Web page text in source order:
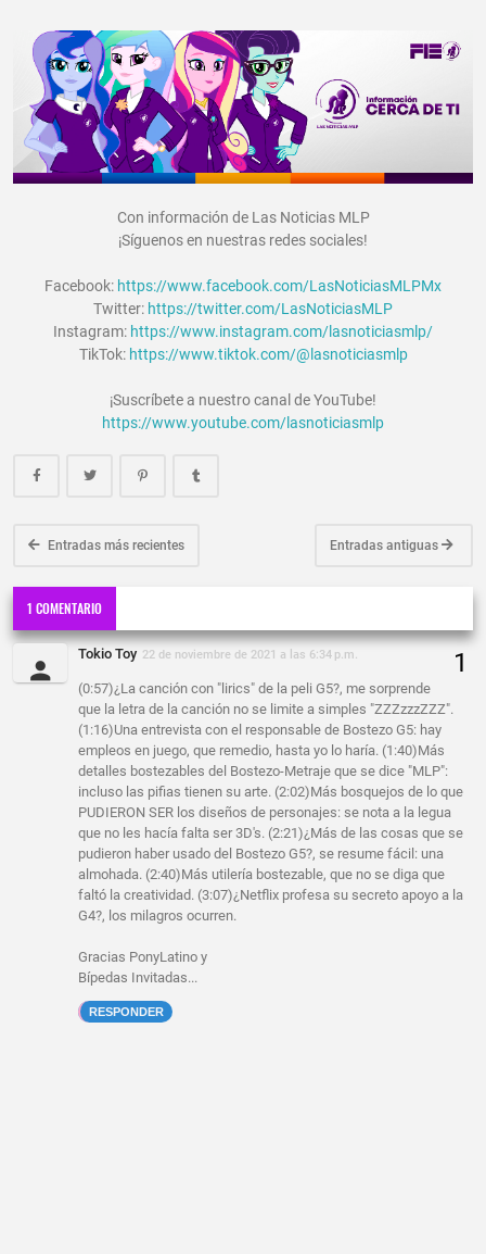
Con información de Las Noticias MLP
¡Síguenos en nuestras redes sociales!
Facebook: https://www.facebook.com/LasNoticiasMLPMx
Twitter: https://twitter.com/LasNoticiasMLP
Instagram: https://www.instagram.com/lasnoticiasmlp/
TikTok: https://www.tiktok.com/@lasnoticiasmlp
¡Suscríbete a nuestro canal de YouTube!
https://www.youtube.com/lasnoticiasmlp
Entradas más recientes Entradas antiguas
1 COMENTARIO
Tokio Toy 22 de noviembre de 2021 a las 6:34 p.m.
(0:57)¿La canción con "lirics" de la peli G5?, me sorprende
que la letra de la canción no se limite a simples "ZZZzzzZZZ".
(1:16)Una entrevista con el responsable de Bostezo G5: hay
empleos en juego, que remedio, hasta yo lo haría. (1:40)Más
detalles bostezables del Bostezo-Metraje que se dice "MLP":
incluso las pifias tienen su arte. (2:02)Más bosquejos de lo que
PUDIERON SER los diseños de personajes: se nota a la legua
que no les hacía falta ser 3D's. (2:21)¿Más de las cosas que se
pudieron haber usado del Bostezo G5?, se resume fácil: una
almohada. (2:40)Más utilería bostezable, que no se diga que
faltó la creatividad. (3:07)¿Netflix profesa su secreto apoyo a la
G4?, los milagros ocurren.
Gracias PonyLatino y
Bípedas Invitadas...
RESPONDER